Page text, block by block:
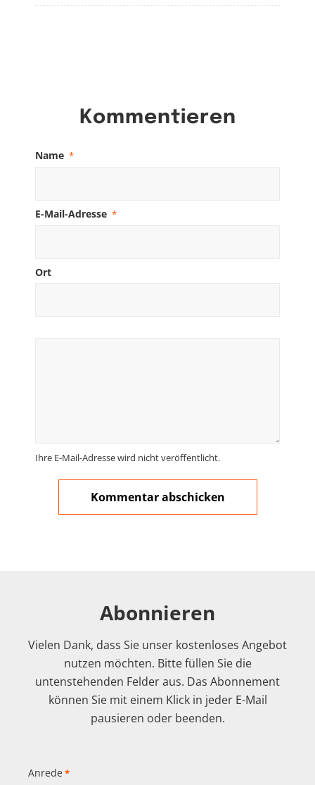
Kommentieren
Name *
E-Mail-Adresse *
Ort
Ihre E-Mail-Adresse wird nicht veröffentlicht.
Abonnieren
Vielen Dank, dass Sie unser kostenloses Angebot
nutzen möchten. Bitte füllen Sie die
untenstehenden Felder aus. Das Abonnement
können Sie mit einem Klick in jeder E-Mail
pausieren oder beenden.
Anrede *